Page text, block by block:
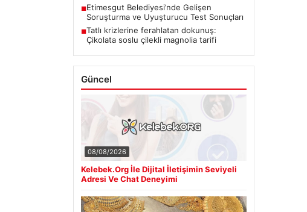
■Etimesgut Belediyesi’nde Gelişen
Soruşturma ve Uyuşturucu Test Sonuçları
■Tatlı krizlerine ferahlatan dokunuş:
Çikolata soslu çilekli magnolia tarifi
Güncel
08/08/2026
Kelebek.Org İle Dijital İletişimin Seviyeli
Adresi Ve Chat Deneyimi